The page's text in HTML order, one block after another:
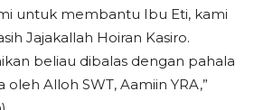
untuk membantu Ibu Eti, kami
Jajakallah Hoiran Kasiro.
beliau dibalas dengan pahala
Alloh SWT, Aamiin YRA,”